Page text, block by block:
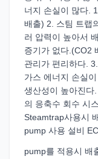
너지 손실이 많다.
배출) 2. 스팀 트랩
러 압력이 높아서
증기가 없다.(CO2
관리가 편리하다.
가스 에너지 손실
생산성이 높아진다
의 응축수 회수 시
Steamtrap사용시
pump 사용 설비
pump를 적용시 배